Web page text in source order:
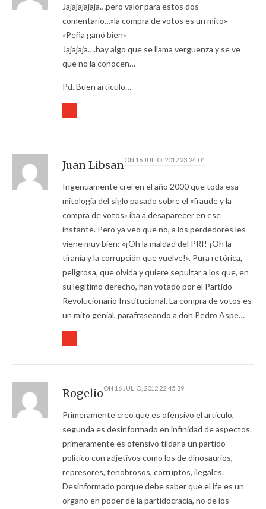
Jajajajajaja…pero valor para estos dos
comentario…»la compra de votos es un mito»
«Peña ganó bien»
Jajajaja….hay algo que se llama verguenza y se ve
que no la conocen…
Pd. Buen artículo…
Juan LibsanON 16 JULIO, 2012 23:24:04
Ingenuamente creí en el año 2000 que toda esa
mitología del siglo pasado sobre el «fraude y la
compra de votos» iba a desaparecer en ese
instante. Pero ya veo que no, a los perdedores les
viene muy bien: «¡Oh la maldad del PRI! ¡Oh la
tiranía y la corrupción que vuelve!». Pura retórica,
peligrosa, que olvida y quiere sepultar a los que, en
su legítimo derecho, han votado por el Partido
Revolucionario Institucional. La compra de votos es
un mito genial, parafraseando a don Pedro Aspe…
RogelioON 16 JULIO, 2012 22:45:39
Primeramente creo que es ofensivo el articulo,
segunda es desinformado en infinidad de aspectos.
primeramente es ofensivo tildar a un partido
politico con adjetivos como los de dinosaurios,
represores, tenobrosos, corruptos, ilegales.
Desinformado porque debe saber que el ife es un
organo en poder de la partidocracia, no de los